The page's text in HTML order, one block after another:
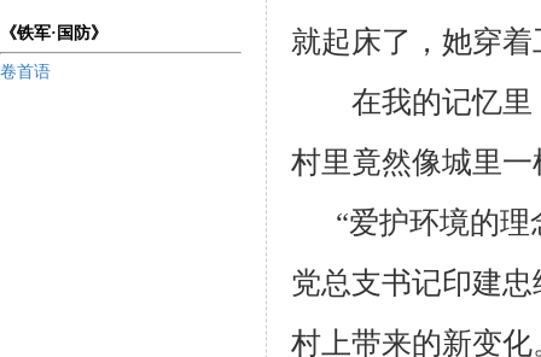
《铁军·国防》
卷首语
就起床了，她穿
在我的记忆
村里竟然像城里
“爱护环境的
党总支书记印建
村上带来的新变